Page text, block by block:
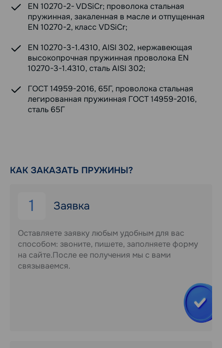
EN 10270-2- VDSiCr; проволока стальная
пружинная, закаленная в масле и отпущенная
EN 10270-2, класс VDSiCr;
EN 10270-3-1.4310, AISI 302, нержавеющая
высокопрочная пружинная проволока EN
10270-3-1.4310, сталь AISI 302;
ГОСТ 14959-2016, 65Г, проволока стальная
легированная пружинная ГОСТ 14959-2016,
сталь 65Г
КАК ЗАКАЗАТЬ ПРУЖИНЫ?
1 Заявка
Оставляете заявку любым удобным для вас
способом: звоните, пишете, заполняете форму
на сайте.После ее получения мы с вами
связываемся.